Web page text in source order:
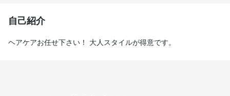
自己紹介
ヘアケアお任せ下さい！ 大人スタイルが得意です。